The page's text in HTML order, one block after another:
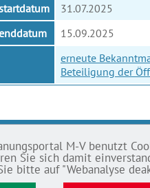
M-V benutzt
Sie sich damit
bitte auf "Webanalyse
31.07.2025
15.09.2025
erneute
Beteiligung der
M-V